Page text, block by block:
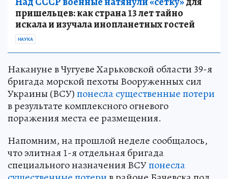
пришельцев: как страна 13 лет тайно
искала и изучала инопланетных гостей
НАУКА
Накануне в Чугуеве Харьковской области 39-я
бригада морской пехоты Вооруженных сил
Украины (ВСУ)понесла существенные потери
в результате комплексного огневого
поражения места ее размещения.
Напомним, на прошлой неделе сообщалось,
что элитная 1-я отдельная бригада
специального назначения ВСУпонесла